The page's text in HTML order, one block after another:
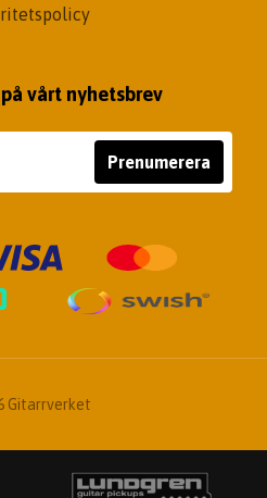
vårt nyhetsbrev
Prenumerera
Gitarrverket